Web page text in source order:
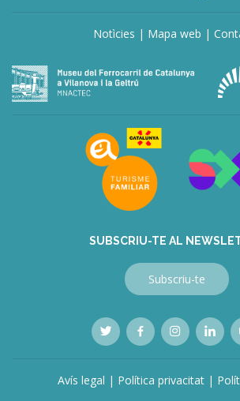
Notìcies | Mapa web |
deneme
bonusu
SUBSCRIU-TE AL
Subscriu-te
Avís legal | Política privacitat|